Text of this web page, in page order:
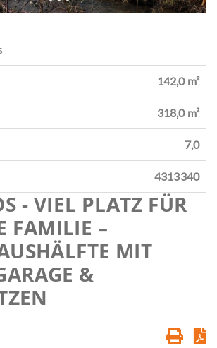
142,0 m²
318,0 m²
7,0
4313340
- VIEL PLATZ FÜR
FAMILIE –
MIT
&